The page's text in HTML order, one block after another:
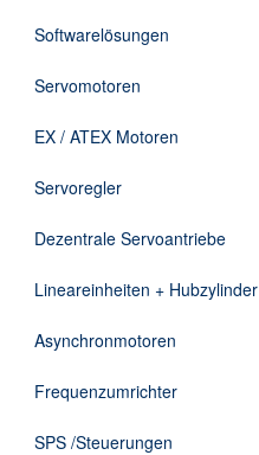
Informationen
Downloads
Kontakt
Softwarelösungen
Servomotoren
EX / ATEX Motoren
Servoregler
Dezentrale Servoantriebe
Lineareinheiten + Hubzylinder
Asynchronmotoren
Frequenzumrichter
SPS /Steuerungen